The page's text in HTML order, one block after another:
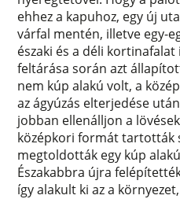
ehhez a kapuhoz, egy új
várfal mentén, illetve egy-
északi és a déli
feltárása során azt
nem kúp alakú volt, a
az ágyúzás elterjedése
jobban ellenálljon a
középkori formát tartották
megtoldották egy kúp
Északabbra újra
így alakult ki az a